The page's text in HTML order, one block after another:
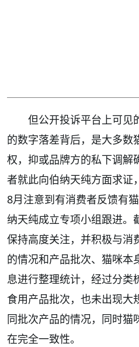
但公开投诉平台上可见
的数字落差背后，是大多数
权，抑或品牌方的私下调解
者就此向伯纳天纯方面求证
8月注意到有消费者反馈有
纳天纯成立专项小组跟进。
保持高度关注，并积极与消
的情况和产品批次、猫咪本
息进行整理统计，经过分类
食用产品批次，也未出现大
同批次产品的情况，同时猫
在完全一致性。